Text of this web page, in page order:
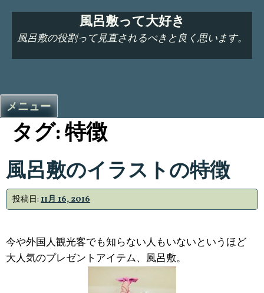
ス
キ
風呂敷って大好き
風呂敷の役割って見直されるべきと良く思います。
メニュー
タグ:特徴
風呂敷のイラストの特徴
投稿日: 11月 16, 2016
今や外国人観光客でも知らない人もいないというほど
大人気のプレゼントアイテム、風呂敷。